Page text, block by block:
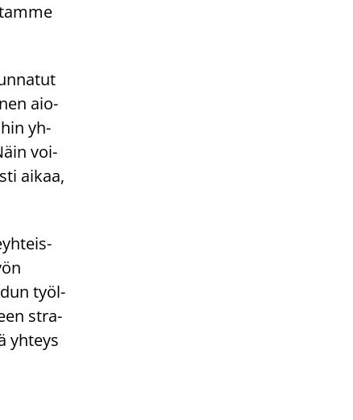
ai­o­
yh­
voi­
aikaa,
työl­
stra­
yh­teys